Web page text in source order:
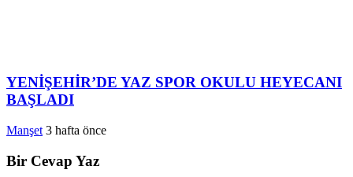
YENİŞEHİR’DE YAZ SPOR OKULU HEYECANI
BAŞLADI
Manşet 3 hafta önce
Bir Cevap Yaz